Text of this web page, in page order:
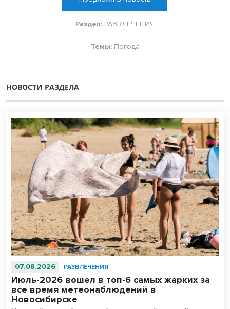
Раздел: РАЗВЛЕЧЕНИЯ
Темы: Погода
НОВОСТИ РАЗДЕЛА
07.08.2026 РАЗВЛЕЧЕНИЯ
Июль-2026 вошел в топ-6 самых жарких за
все время метеонаблюдений в
Новосибирске